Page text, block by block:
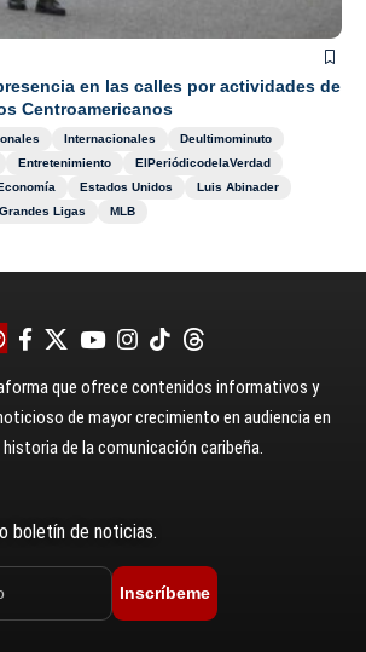
en las calles por actividades de
Centroamericanos
Internacionales
Deultimominuto
Entretenimiento
ElPeriódicodelaVerdad
Estados Unidos
Luis Abinader
Grandes Ligas MLB
que ofrece contenidos informativos y
de mayor crecimiento en audiencia en
de la comunicación caribeña.
boletín de noticias.
Inscríbeme